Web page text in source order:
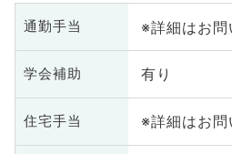
通勤手当 ※詳細はお
学会補助 有り
住宅手当 ※詳細はお